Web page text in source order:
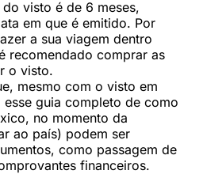
visto é de 6 meses,
em que é emitido. Por
a sua viagem dentro
recomendado comprar as
o visto.
mesmo com o visto em
guia completo de como
no momento da
ao país) podem ser
como passagem de
financeiros.